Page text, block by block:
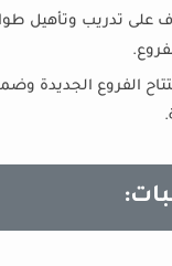
على تدريب وتأهيل
الفروع الجديدة